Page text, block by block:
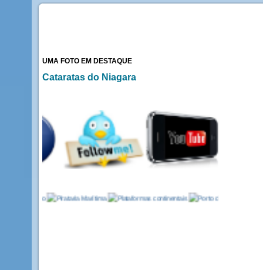
UMA FOTO EM DESTAQUE
Cataratas do Niagara